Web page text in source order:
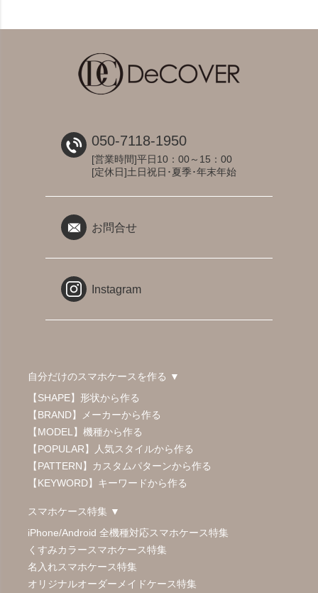
050-7118-1950
[営業時間]平日10：00～15：00
[定休日]土日祝日･夏季･年末年始
お問合せ
Instagram
自分だけのスマホケースを作る ▼
【SHAPE】形状から作る
【BRAND】メーカーから作る
【MODEL】機種から作る
【POPULAR】人気スタイルから作る
【PATTERN】カスタムパターンから作る
【KEYWORD】キーワードから作る
スマホケース特集 ▼
iPhone/Android 全機種対応スマホケース特集
くすみカラースマホケース特集
名入れスマホケース特集
オリジナルオーダーメイドケース特集